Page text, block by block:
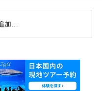
始休業のお知ら
加…